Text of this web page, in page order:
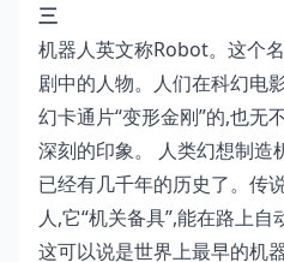
三
机器人英文称Robot。这个
剧中的人物。人们在科幻电
幻卡通片“变形金刚”的,也无
深刻的印象。 人类幻想制造
已经有几千年的历史了。传
人,它“机关备具”,能在路上自
这可以说是世界上最早的机